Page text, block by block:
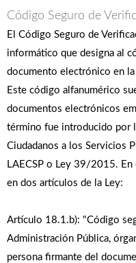
Código Seguro de
El Código Seguro de
informático que designa al
documento electrónico en
Este código alfanumérico
documentos electrónicos
término fue introducido por
Ciudadanos a los Servicios
LAECSP o Ley 39/2015. En
en dos artí­culos de la Ley:
Artículo 18.1.b): "Código
Administración Pública,
persona firmante del